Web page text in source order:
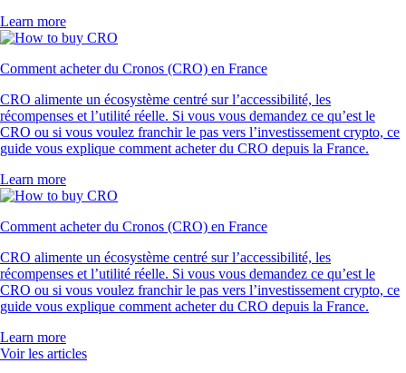
Learn more
Comment acheter du Cronos (CRO) en France
CRO alimente un écosystème centré sur l’accessibilité, les
récompenses et l’utilité réelle. Si vous vous demandez ce qu’est le
CRO ou si vous voulez franchir le pas vers l’investissement crypto, ce
guide vous explique comment acheter du CRO depuis la France.
Learn more
Comment acheter du Cronos (CRO) en France
CRO alimente un écosystème centré sur l’accessibilité, les
récompenses et l’utilité réelle. Si vous vous demandez ce qu’est le
CRO ou si vous voulez franchir le pas vers l’investissement crypto, ce
guide vous explique comment acheter du CRO depuis la France.
Learn more
Voir les articles